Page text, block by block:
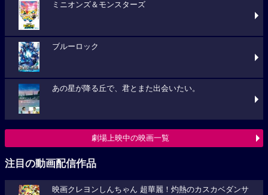
ミニオンズ＆モンスターズ
ブルーロック
あの星が降る丘で、君とまた出会いたい。
劇場上映中の映画一覧
注目の動画配信作品
映画クレヨンしんちゃん 超華麗！灼熱のカスカベダンサ